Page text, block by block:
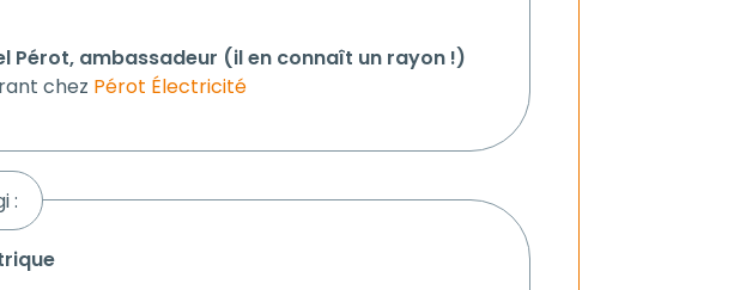
Pérot, ambassadeur (il en connaît un rayon !)
chez Pérot Électricité
: